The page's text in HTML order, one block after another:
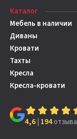
Каталог
Мебель в наличии
Диваны
Кровати
Тахты
Кресла
Кресла-кровати
4,6 194отзыва